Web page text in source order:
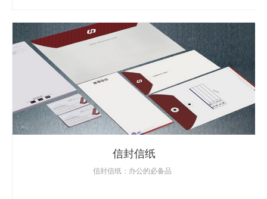
信封信纸
信封信纸：办公的必备品